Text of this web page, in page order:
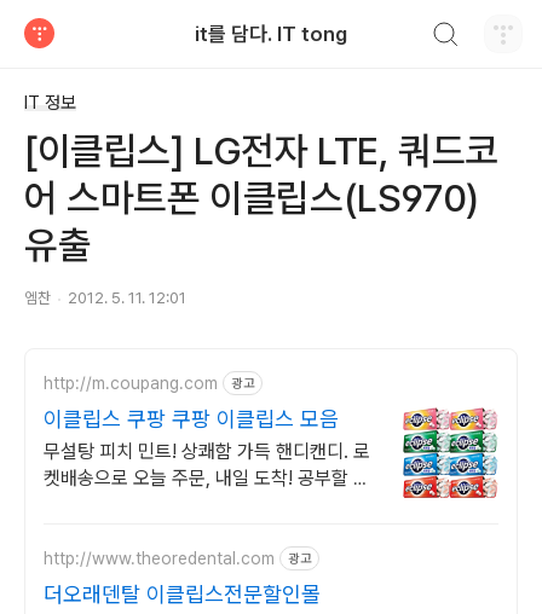
it를 담다. IT tong
IT 정보
[이클립스] LG전자 LTE, 쿼드코
어 스마트폰 이클립스(LS970)
유출
엠찬 2012. 5. 11. 12:01
http://m.coupang.com 광고
이클립스 쿠팡 쿠팡 이클립스 모음
무설탕 피치 민트! 상쾌함 가득 핸디캔디. 로
켓배송으로 오늘 주문, 내일 도착! 공부할 때,
http://www.theoredental.com 광고
더오래덴탈 이클립스전문할인몰